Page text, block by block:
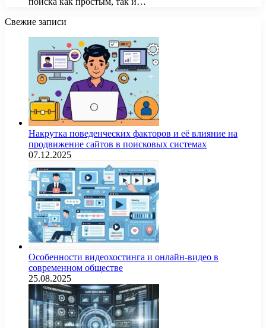
Свежие записи
Накрутка поведенческих факторов и её влияние на
продвижение сайтов в поисковых системах
07.12.2025
Особенности видеохостинга и онлайн-видео в
современном обществе
25.08.2025